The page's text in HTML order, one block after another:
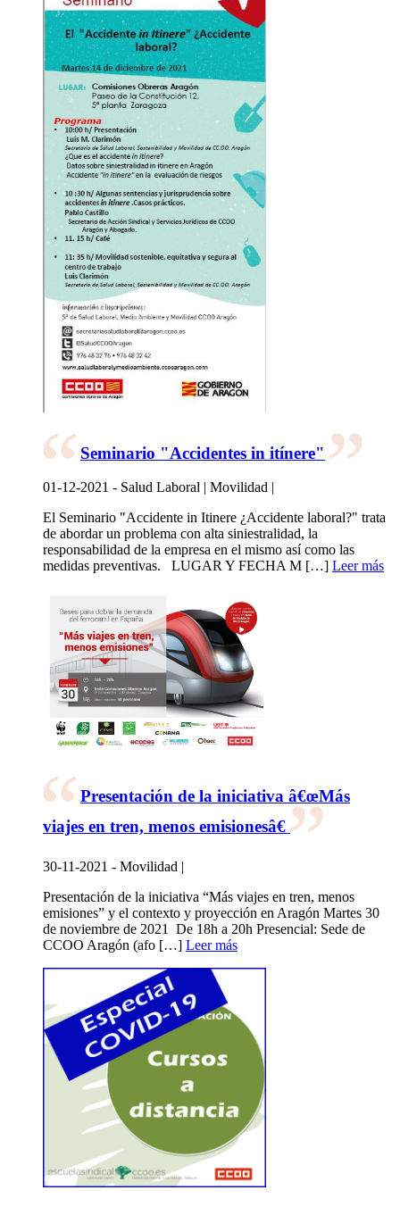
Seminario "Accidentes in itínere"
01-12-2021 - Salud Laboral | Movilidad |
El Seminario "Accidente in Itinere ¿Accidente laboral?" trata
de abordar un problema con alta siniestralidad, la
responsabilidad de la empresa en el mismo así como las
medidas preventivas. LUGAR Y FECHA M […] Leer más
Presentación de la iniciativa â€œMás
viajes en tren, menos emisionesâ€
30-11-2021 - Movilidad |
Presentación de la iniciativa “Más viajes en tren, menos
emisiones” y el contexto y proyección en Aragón Martes 30
de noviembre de 2021 De 18h a 20h Presencial: Sede de
CCOO Aragón (afo […] Leer más